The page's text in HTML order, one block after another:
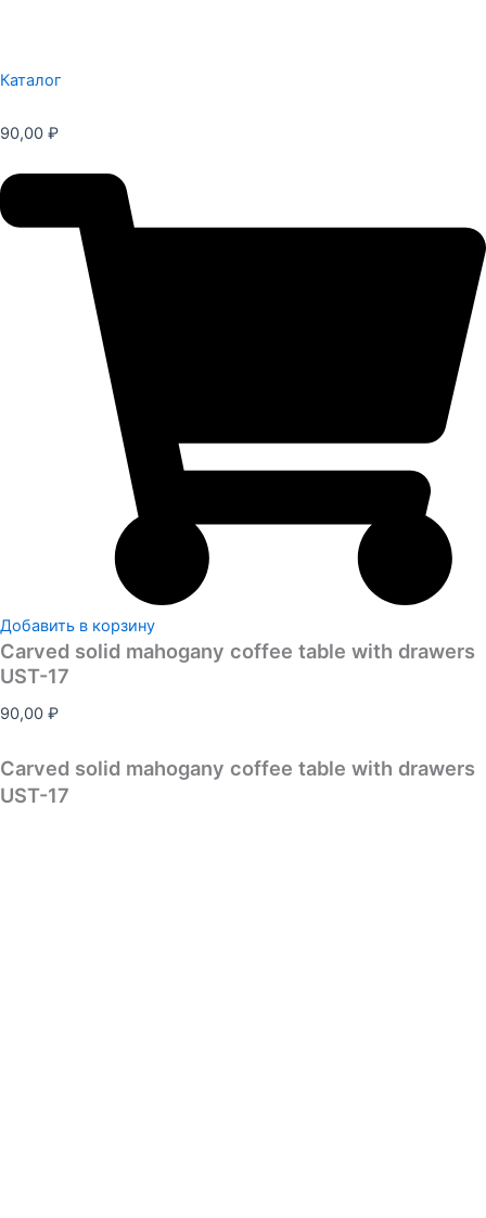
Каталог
90,00 ₽
Добавить в корзину
Carved solid mahogany coffee table with drawers
UST-17
90,00 ₽
Carved solid mahogany coffee table with drawers
UST-17